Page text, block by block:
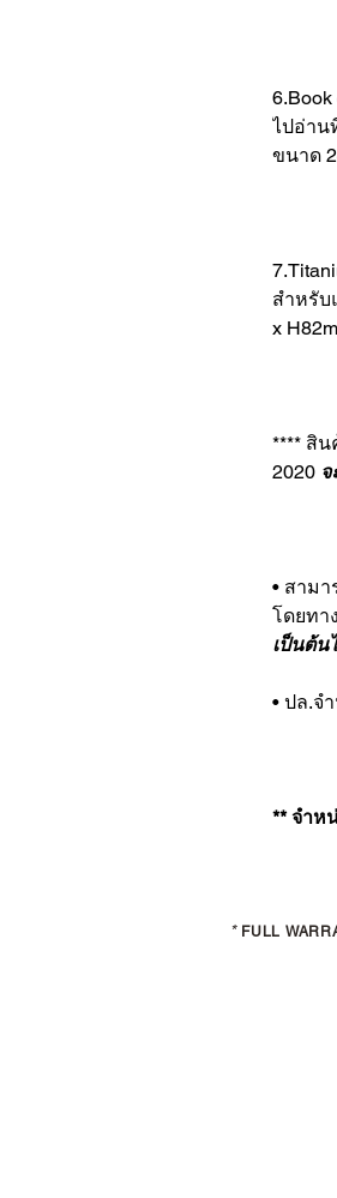
ไปอ่าน
ขนาด
สำหรับ
x
**** สิน
2020
• สาม
โดยทา
เป็นต้น
• ปล.จ
** จำห
* FULL